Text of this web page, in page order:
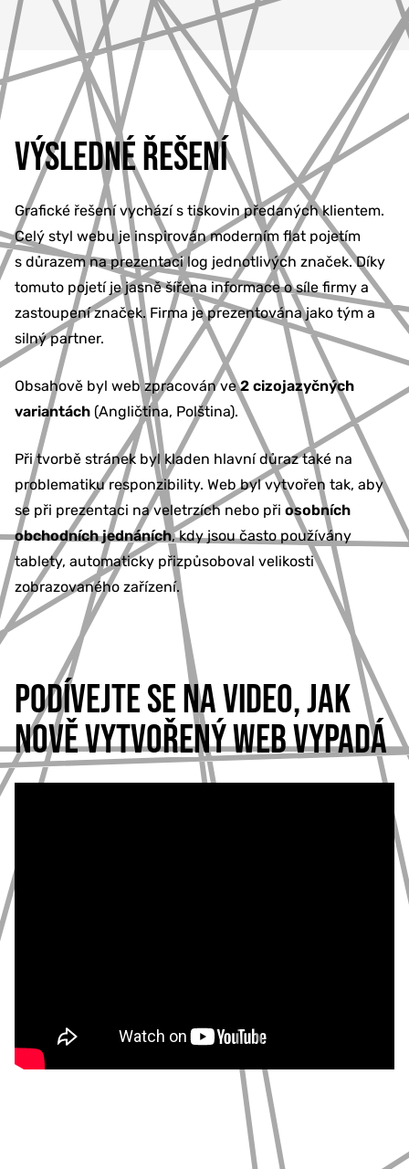
VÝSLEDNÉ ŘEŠENÍ
Grafické řešení vychází s tiskovin předaných klientem.
Celý styl webu je inspirován moderním flat pojetím
s důrazem na prezentaci log jednotlivých značek. Díky
tomuto pojetí je jasně šířena informace o síle firmy a
zastoupení značek. Firma je prezentována jako tým a
silný partner.
Obsahově byl web zpracován ve2 cizojazyčných
variantách (Angličtina, Polština).
Při tvorbě stránek byl kladen hlavní důraz také na
problematiku responzibility. Web byl vytvořen tak, aby
se při prezentaci na veletrzích nebo při osobních
obchodních jednáních, kdy jsou často používány
tablety, automaticky přizpůsoboval velikosti
zobrazovaného zařízení.
PODÍVEJTE SE NA VIDEO, JAK
NOVĚ VYTVOŘENÝ WEB VYPADÁ